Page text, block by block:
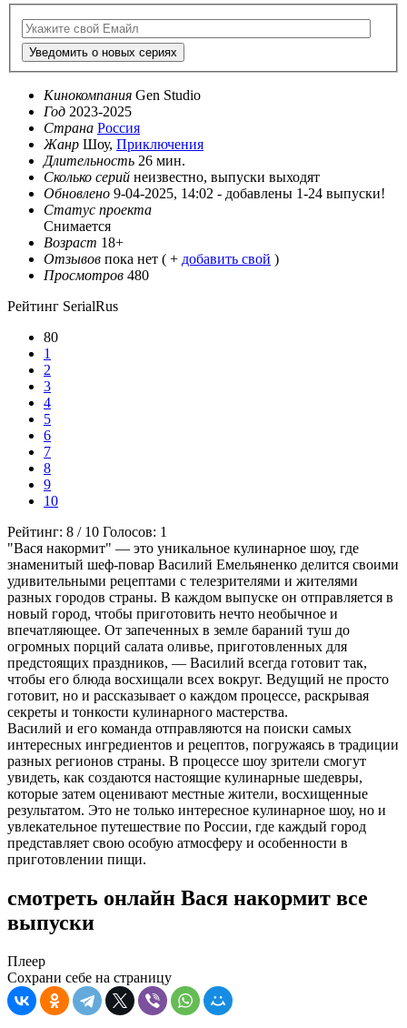
Уведомить о новых сериях
Кинокомпания Gen Studio
Год 2023-2025
Страна Россия
Жанр Шоу, Приключения
Длительность 26 мин.
Сколько серий неизвестно, выпуски выходят
Обновлено 9-04-2025, 14:02 - добавлены 1-24 выпуски!
Статус проекта
Снимается
Возраст 18+
Отзывов пока нет ( + добавить свой )
Просмотров 480
Рейтинг SerialRus
80
1
2
3
4
5
6
7
8
9
10
Рейтинг: 8 / 10 Голосов: 1
"Вася накормит" — это уникальное кулинарное шоу, где
знаменитый шеф-повар Василий Емельяненко делится своими
удивительными рецептами с телезрителями и жителями
разных городов страны. В каждом выпуске он отправляется в
новый город, чтобы приготовить нечто необычное и
впечатляющее. От запеченных в земле бараний туш до
огромных порций салата оливье, приготовленных для
предстоящих праздников, — Василий всегда готовит так,
чтобы его блюда восхищали всех вокруг. Ведущий не просто
готовит, но и рассказывает о каждом процессе, раскрывая
секреты и тонкости кулинарного мастерства.
Василий и его команда отправляются на поиски самых
интересных ингредиентов и рецептов, погружаясь в традиции
разных регионов страны. В процессе шоу зрители смогут
увидеть, как создаются настоящие кулинарные шедевры,
которые затем оценивают местные жители, восхищенные
результатом. Это не только интересное кулинарное шоу, но и
увлекательное путешествие по России, где каждый город
представляет свою особую атмосферу и особенности в
приготовлении пищи.
смотреть онлайн Вася накормит все
выпуски
Плеер
Сохрани себе на страницу